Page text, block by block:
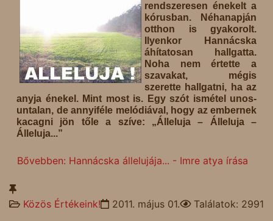
rendszeresen énekelt a
kórusban. Néhanapján
otthon is gyakorolt.
Ilyenkor Hannácska
áhítatosan hallgatta.
Noha nem értette a
szavakat, mégis
szerette hallgatni, ha az
anyja énekel. Mint most is. Egy szót ismétel unos-
untalan, de annyiféle melódiával, hogy az embernek
kacagni jön tőle a szíve: „Álleluja – Álleluja –
Álleluja...”
Bővebben: Hannácska állelujája... - Imre atya írása
Közös Értékeink! 2011. május 01. Találatok: 2991